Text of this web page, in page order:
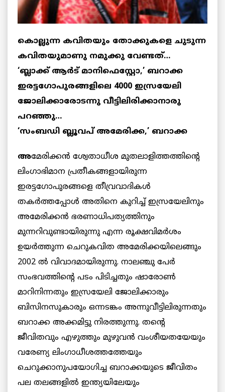
കൊല്ലുന്ന കവിതയും തോക്കുകളെ ചുടുന്ന
കവിതയുമാണു നമുക്കു വേണ്ടത്…
‘ബ്ലാക്ക് ആര്‍ട് മാനിഫെസ്റ്റോ,’ ബറാക്ക
ഇരട്ടഗോപുരങ്ങളിലെ 4000 ഇസ്രയേലി
ജോലിക്കാരോടന്നു വീട്ടിലിരിക്കാനാരു
പറഞ്ഞു…
‘സംബഡി ബ്ലൂവപ് അമേരിക്ക,’ ബറാക്ക
അമേരിക്കന്‍ ശ്വേതാധീശ മുതലാളിത്തത്തിന്റെ
ലിംഗാഭിമാന പ്രതീകങ്ങളായിരുന്ന
ഇരട്ടഗോപുരങ്ങളെ തീവ്രവാദികള്‍
തകര്‍ത്തപ്പോള്‍ അതിനെ കുറിച്ച് ഇസ്രയേലിനും
അമേരിക്കന്‍ ഭരണാധിപത്യത്തിനും
മുന്നറിവുണ്ടായിരുന്നു എന്ന രൂക്ഷവിമര്‍ശം
ഉയര്‍ത്തുന്ന ചെറുകവിത അമേരിക്കയിലെങ്ങും
2002 ല്‍ വിവാദമായിരുന്നു. നാലഞ്ചു പേര്‍
സംഭവത്തിന്റെ പടം പിടിച്ചതും ഷാരോണ്‍
മാറിനിന്നതും ഇസ്രയേലി ജോലിക്കാരും
ബിസിനസുകാരും ഒന്നടങ്കം അന്നുവീട്ടിലിരുന്നതും
ബറാക്ക അക്കമിട്ടു നിരത്തുന്നു. തന്റെ
ജീവിതവും എഴുത്തും മുഴുവന്‍ വംശീയതയേയും
വരേണ്യ ലിംഗാധീശത്തത്തേയും
ചെറുക്കാനുപയോഗിച്ച ബറാക്കയുടെ ജീവിതം
പല തലങ്ങളില്‍ ഇന്ത്യയിലേയും